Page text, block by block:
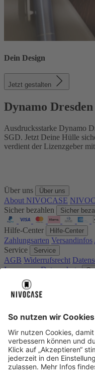
Dein Design
Jetzt gestalten
Dynamo
Ausdrucksstarke Dynamo
SGD. Jetzt Deine Hülle
verdient der Lizenzgeber
Über uns Über uns
About NIVOCASE
Sicher bezahlen
Sicher
Hilfe-Center Hilfe-Center
Zahlungsarten Versandinfos
Service
Service
AGB Widerrufsrecht
Impressum Datenschutz
* Preisangaben inkl. Mwst.